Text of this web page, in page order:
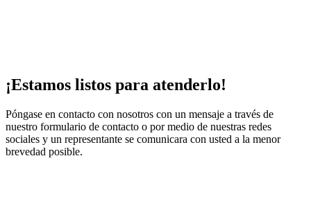
¡Estamos listos para atenderlo!
Póngase en contacto con nosotros con un mensaje a través de
nuestro formulario de contacto o por medio de nuestras redes
sociales y un representante se comunicara con usted a la menor
brevedad posible.